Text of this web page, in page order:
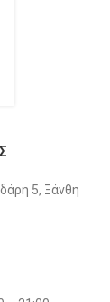
5, Ξάνθη